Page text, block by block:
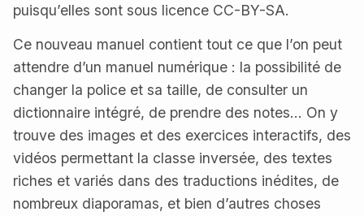
puisqu’elles sont sous licence CC-BY-SA.
Ce nouveau manuel contient tout ce que l’on peut
attendre d’un manuel numérique : la possibilité de
changer la police et sa taille, de consulter un
dictionnaire intégré, de prendre des notes… On y
trouve des images et des exercices interactifs, des
vidéos permettant la classe inversée, des textes
riches et variés dans des traductions inédites, de
nombreux diaporamas, et bien d’autres choses